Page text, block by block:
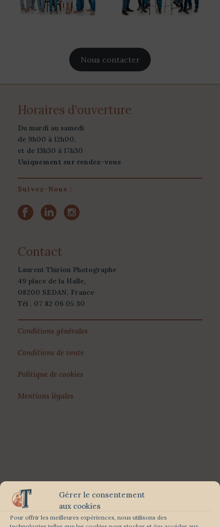
Gérer le consentement
aux cookies
Pour offrir les meilleures expériences, nous utilisons des
Nous contacter
Horaires d'ouverture
Du mardi au samedi
de 9h00 à 12h00,
et de 13h30 à 17h30
Uniquement sur rendez-vous
Suivez-Nous :
Contact
Laurent Thirion Photographe
49 place de la Halle,
08200 SEDAN, France
Tél . 07 82 06 05 30
Conditions générales
Conditions de vente
Politique de cookies
Mentions légales